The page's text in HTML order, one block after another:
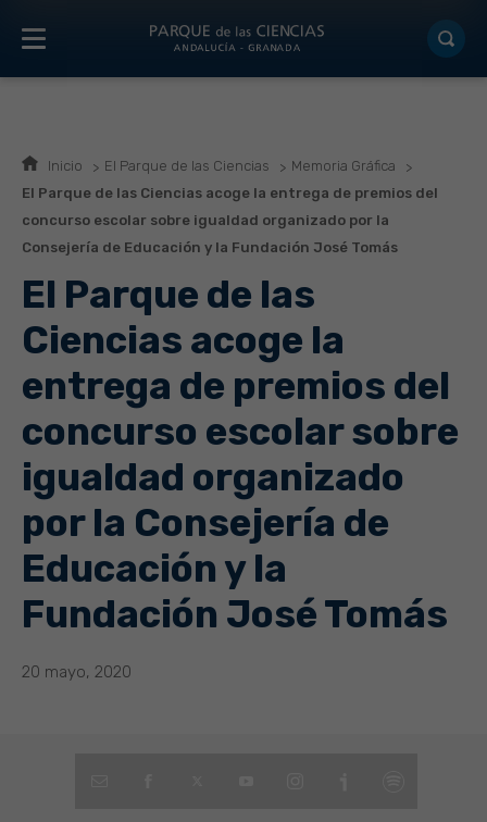
Inicio El Parque de las Ciencias
Memoria Gráfica
El Parque de las Ciencias acoge la entrega de premios del
concurso escolar sobre igualdad organizado por la
Consejería de Educación y la Fundación José Tomás
El Parque de las
Ciencias acoge la
entrega de premios del
concurso escolar sobre
igualdad organizado
por la Consejería de
Educación y la
Fundación José Tomás
20 mayo, 2020